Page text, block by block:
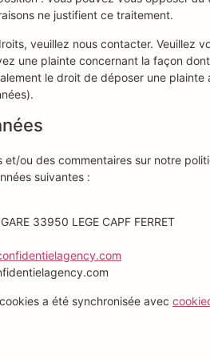
ne justifient ce traitement.
veuillez nous contacter. Veuillez
une plainte concernant la façon
le droit de déposer une plainte
et/ou des commentaires sur notre
suivantes :
33950 LEGE CAPF FERRET
a été synchronisée avec